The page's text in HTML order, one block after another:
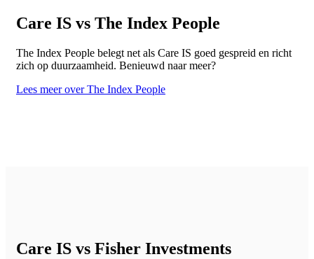
Care IS vs The Index People
The Index People belegt net als Care IS goed gespreid en richt
zich op duurzaamheid. Benieuwd naar meer?
Lees meer over The Index People
Care IS vs Fisher Investments